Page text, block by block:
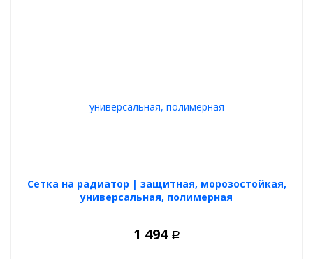
Cетка на радиатор | защитная, морозостойкая,
универсальная, полимерная
1 494 Р